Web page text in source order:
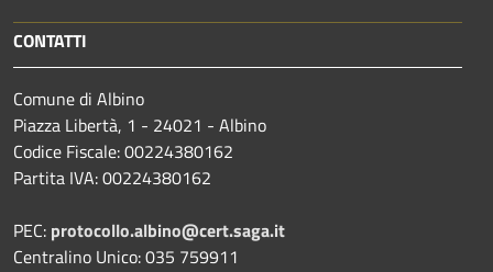
CONTATTI
Comune di Albino
Piazza Libertà, 1 - 24021 - Albino
Codice Fiscale: 00224380162
Partita IVA: 00224380162
PEC: protocollo.albino@cert.saga.it
Centralino Unico: 035 759911